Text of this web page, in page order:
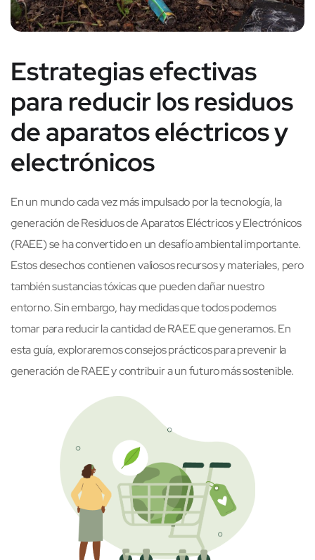
Estrategias efectivas
para reducir los residuos
de aparatos eléctricos y
electrónicos
En un mundo cada vez más impulsado por la tecnología, la
generación de Residuos de Aparatos Eléctricos y Electrónicos
(RAEE) se ha convertido en un desafío ambiental importante.
Estos desechos contienen valiosos recursos y materiales, pero
también sustancias tóxicas que pueden dañar nuestro
entorno. Sin embargo, hay medidas que todos podemos
tomar para reducir la cantidad de RAEE que generamos. En
esta guía, exploraremos consejos prácticos para prevenir la
generación de RAEE y contribuir a un futuro más sostenible.